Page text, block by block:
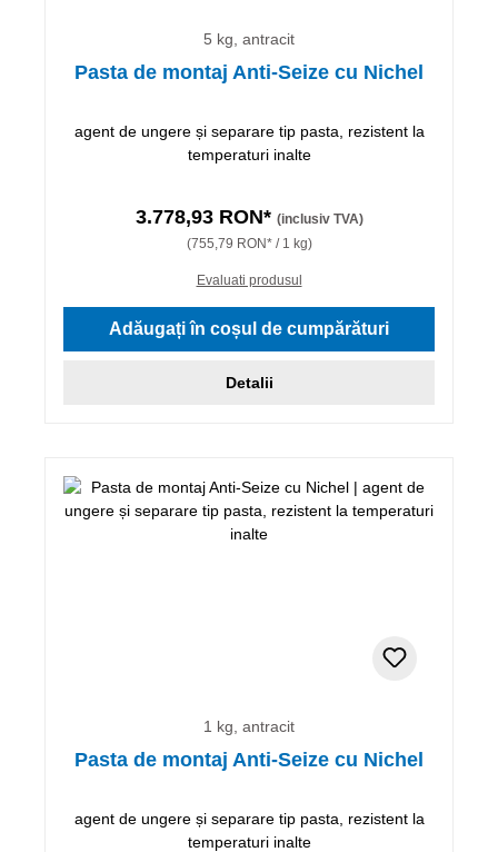
5 kg, antracit
Pasta de montaj Anti-Seize cu Nichel
agent de ungere și separare tip pasta, rezistent la
temperaturi inalte
3.778,93 RON* (inclusiv TVA)
(755,79 RON* / 1 kg)
Evaluati produsul
Adăugați în coșul de cumpărături
Detalii
1 kg, antracit
Pasta de montaj Anti-Seize cu Nichel
agent de ungere și separare tip pasta, rezistent la
temperaturi inalte